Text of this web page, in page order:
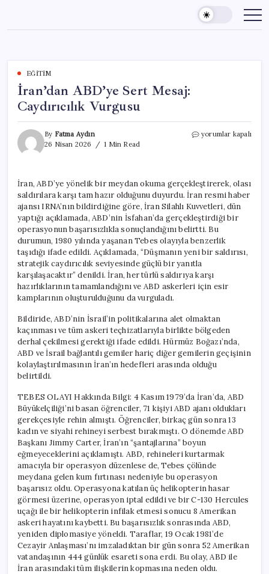
content
EĞITIM
İran’dan ABD’ye Sert Mesaj:
Caydırıcılık Vurgusu
By Fatma Aydın
26 Nisan 2026
1 Min Read
İran’dan
Vurgusu
için
yorumlar kapalı
İran, ABD’ye yönelik bir meydan okuma gerçekleştirerek, olası
saldırılara karşı tam hazır olduğunu duyurdu. İran resmi haber
ajansı IRNA’nın bildirdiğine göre, İran Silahlı Kuvvetleri, dün
yaptığı açıklamada, ABD’nin İsfahan’da gerçekleştirdiği bir
operasyonun başarısızlıkla sonuçlandığını belirtti. Bu
durumun, 1980 yılında yaşanan Tebes olayıyla benzerlik
taşıdığı ifade edildi. Açıklamada, “Düşmanın yeni bir saldırısı,
stratejik caydırıcılık seviyesinde güçlü bir yanıtla
karşılaşacaktır” denildi. İran, her türlü saldırıya karşı
hazırlıklarının tamamlandığını ve ABD askerleri için esir
kamplarının oluşturulduğunu da vurguladı.
Bildiride, ABD’nin İsrail’in politikalarına alet olmaktan
kaçınması ve tüm askeri teçhizatlarıyla birlikte bölgeden
derhal çekilmesi gerektiği ifade edildi. Hürmüz Boğazı’nda,
ABD ve İsrail bağlantılı gemiler hariç diğer gemilerin geçişinin
kolaylaştırılmasının İran’ın hedefleri arasında olduğu
belirtildi.
TEBES OLAYI Hakkında Bilgi: 4 Kasım 1979’da İran’da, ABD
Büyükelçiliği’ni basan öğrenciler, 71 kişiyi ABD ajanı oldukları
gerekçesiyle rehin almıştı. Öğrenciler, birkaç gün sonra 13
kadın ve siyahi rehineyi serbest bırakmıştı. O dönemde ABD
Başkanı Jimmy Carter, İran’ın “şantajlarına” boyun
eğmeyeceklerini açıklamıştı. ABD, rehineleri kurtarmak
amacıyla bir operasyon düzenlese de, Tebes çölünde
meydana gelen kum fırtınası nedeniyle bu operasyon
başarısız oldu. Operasyona katılan üç helikopterin hasar
görmesi üzerine, operasyon iptal edildi ve bir C-130 Hercules
uçağı ile bir helikopterin infilak etmesi sonucu 8 Amerikan
askeri hayatını kaybetti. Bu başarısızlık sonrasında ABD,
yeniden diplomasiye yöneldi. Taraflar, 19 Ocak 1981’de
Cezayir Anlaşması’nı imzaladıktan bir gün sonra 52 Amerikan
vatandaşının 444 günlük esareti sona erdi. Bu olay, ABD ile
İran arasındaki tüm ilişkilerin kopmasına neden oldu.